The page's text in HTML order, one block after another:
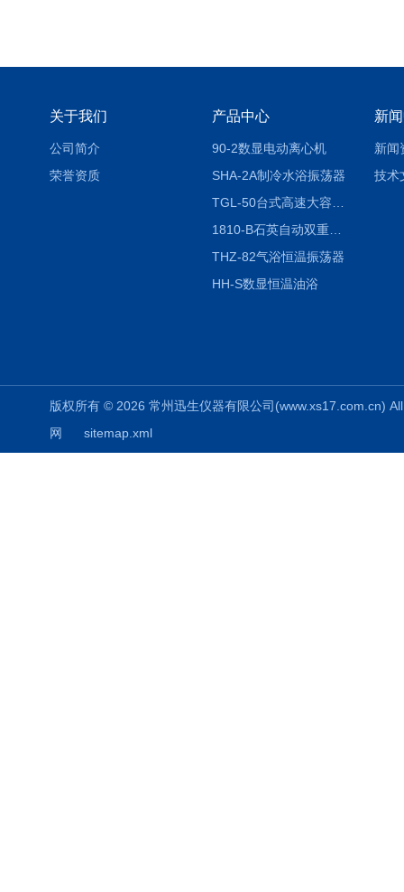
关于我们
公司简介
荣誉资质
产品中心
90-2数显电动离心机
SHA-2A制冷水浴振荡器
1810-B石英自动双重纯水蒸馏水器
THZ-82气浴恒温振荡器
HH-S数显恒温油浴
新
新闻
技术
版权所有 © 2026 常州迅生仪器有限公司
网
sitemap.xml